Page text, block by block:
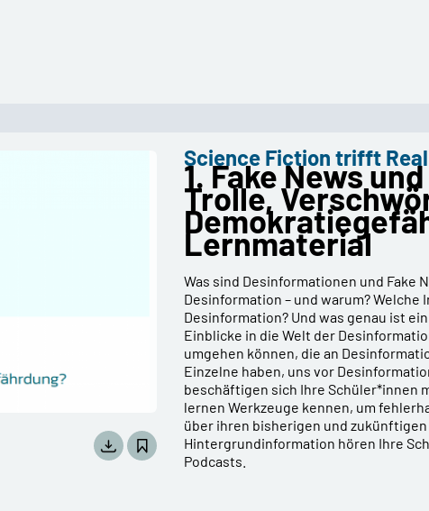
Science Fiction trifft
1. Fake News
Trolle,
Lernmaterial
Was sind Desinformationen und Fake
Desinformation – und warum?
Desinformation? Und was genau ist
Einblicke in die Welt der
umgehen können, die an
Einzelne haben, uns vor
beschäftigen sich Ihre Schüler*innen
lernen Werkzeuge kennen, um
über ihren bisherigen und
Hintergrundinformation hören Ihre
Podcasts.